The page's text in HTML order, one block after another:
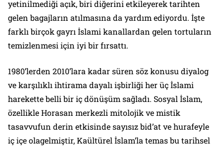
yetinilmediği açık, biri diğerini etkileyerek tarihten
gelen bagajların atılmasına da yardım ediyordu. İşte
farklı birçok gayrı İslami kanallardan gelen tortuların
temizlenmesi için iyi bir fırsattı.
1980’lerden 2010’lara kadar süren söz konusu diyalog
ve karşılıklı ihtirama dayalı işbirliği her üç İslami
harekette belli bir iç dönüşüm sağladı. Sosyal İslam,
özellikle Horasan merkezli mitolojik ve mistik
tasavvufun derin etkisinde sayısız bid’at ve hurafeyle
iç içe olagelmiştir, Kaültürel İslam’la temas bu tarihsel